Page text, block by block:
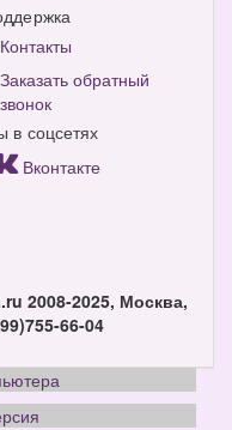
Контакты
Заказать обратный
звонок
в соцсетях
Вконтакте
2008-2025, Москва,
66-04